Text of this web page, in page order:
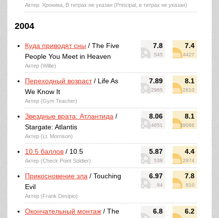
Актер: Хроника, В титрах не указан (Principal, в титрах не указан)
2004
7.8
545
7.4
4427
Куда приводят сны / The Five
People You Meet in Heaven
Актер (Willie)
7.89
2965
8.1
2610
Переходный возраст/ Life As
We Know It
Актер (Gym Teacher)
8.06
4651
8.1
39086
Звездные врата: Атлантида /
Stargate: Atlantis
Актер (Lt. Morrison)
5.87
538
4.4
2974
10.5 баллов / 10.5
Актер (Check Point Soldier)
6.97
84
7.8
810
Прикосновение зла / Touching
Evil
Актер (Frank Desipio)
6.8 6.2
Окончательный монтаж / The